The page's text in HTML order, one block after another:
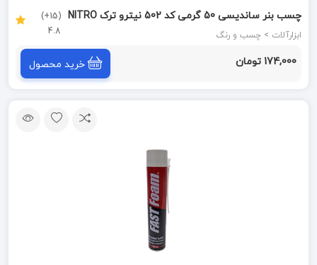
چسب بنر ساندیسی 50 گرمی کد 502 نیترو ترک NITRO
TURK
ابزارآلات > چسب و رنگ
(15+)
4.8
174,000 تومان خرید محصول